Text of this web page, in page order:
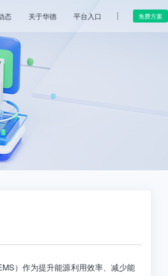
态 关于华德 平台入口 免费方案
）作为提升能源利用效率、减少能